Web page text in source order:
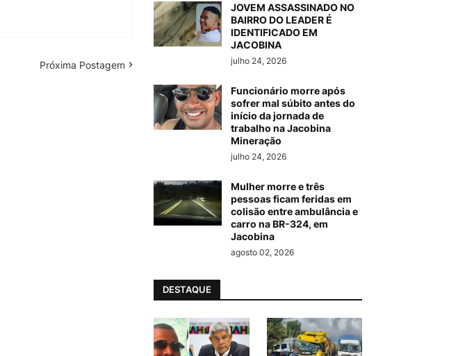
Próxima Postagem
JOVEM ASSASSINADO NO
BAIRRO DO LEADER É
IDENTIFICADO EM
JACOBINA
julho 24, 2026
Funcionário morre após
sofrer mal súbito antes do
início da jornada de
trabalho na Jacobina
Mineração
julho 24, 2026
Mulher morre e três
pessoas ficam feridas em
colisão entre ambulância e
carro na BR-324, em
Jacobina
agosto 02, 2026
DESTAQUE